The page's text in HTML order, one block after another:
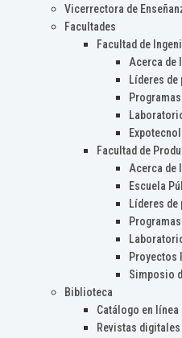
Vicerrectora de
Facultades
Facultad de
Acerca de
Líderes de
Facultad de
Acerca de
Escuela
Líderes de
Proyectos
Simposio
Biblioteca
Catálogo en línea
Revistas digitales